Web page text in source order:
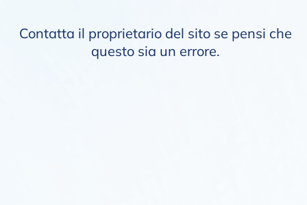
Contatta il proprietario del sito se pensi che
questo sia un errore.